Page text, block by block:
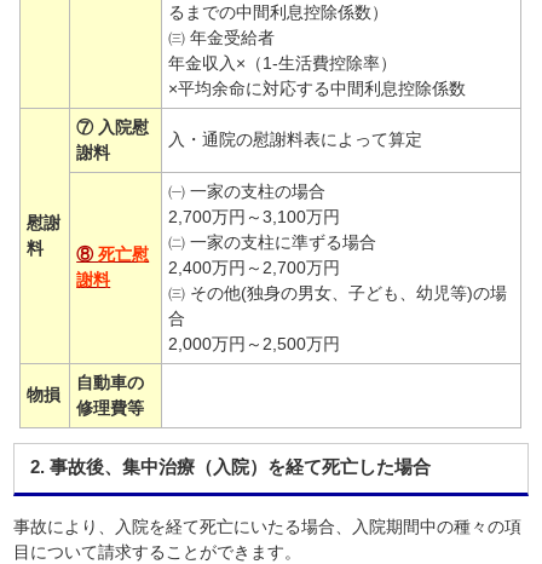
るまでの中間利息控除係数）
㈢ 年金受給者
年金収入×（1-生活費控除率）
×平均余命に対応する中間利息控除係数
慰謝
料
⑦ 入院慰
謝料
入・通院の慰謝料表によって算定
⑧死亡慰
謝料
㈠ 一家の支柱の場合
2,700万円～3,100万円
㈡ 一家の支柱に準ずる場合
2,400万円～2,700万円
㈢ その他(独身の男女、子ども、幼児等)の場
合
2,000万円～2,500万円
物損
自動車の
修理費等
2. 事故後、集中治療（入院）を経て死亡した場合
事故により、入院を経て死亡にいたる場合、入院期間中の種々の項
目について請求することができます。